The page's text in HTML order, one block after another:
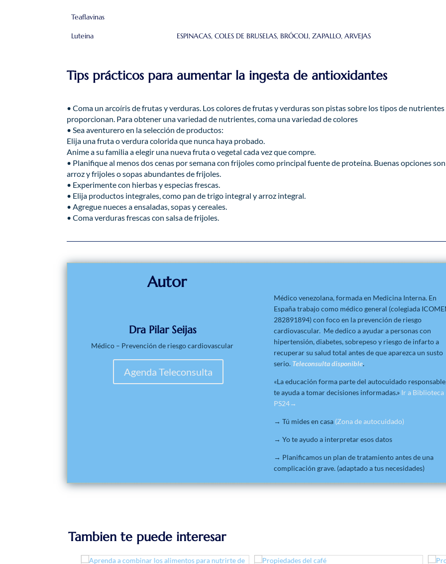
Teaflavinas
Luteina ​ESPINACAS, COLES DE BRUSELAS, BRÓCOLI, ZAPALLO, ARVEJAS
Tips prácticos para aumentar la ingesta de antioxidantes
• Coma un arcoíris de frutas y verduras. Los colores de frutas y verduras son pistas sobre los tipos de
proporcionan. Para obtener una variedad de nutrientes, coma una variedad de colores
• Sea aventurero en la selección de productos:
Elija una fruta o verdura colorida que nunca haya probado.
Anime a su familia a elegir una nueva fruta o vegetal cada vez que compre.
• Planifique al menos dos cenas por semana con frijoles como principal fuente de proteína. Buenas opciones son
arroz y frijoles o sopas abundantes de frijoles.
• Experimente con hierbas y especias frescas.
• Elija productos integrales, como pan de trigo integral y arroz integral.
• Agregue nueces a ensaladas, sopas y cereales.
• Coma verduras frescas con salsa de frijoles.
Autor
Dra Pilar Seijas
Médico – Prevención de riesgo cardiovascular
Agenda Teleconsulta
Médico venezolana, formada en Medicina Interna. En
España trabajo como médico general (colegiada
282891894) con foco en la prevención de riesgo
cardiovascular. Me dedico a ayudar a personas con
hipertensión, diabetes, sobrepeso y riesgo de infarto a
recuperar su salud total antes de que aparezca un susto
serio. Teleconsulta disponible.
«La educación forma parte del autocuidado
te ayuda a tomar decisiones informadas.» Ir a Biblioteca
PS24→
→ Tú mides en casa (Zona de autocuidado)
→ Yo te ayudo a interpretar esos datos
→ Planificamos un plan de tratamiento antes de una
complicación grave. (adaptado a tus necesidades)
Tambien te puede interesar